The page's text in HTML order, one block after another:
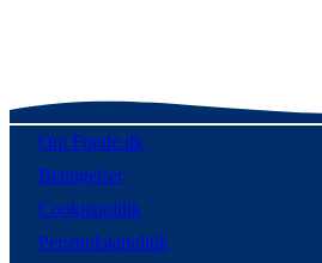
Om Fonde.dk
Betingelser
Cookiepolitik
Persondatapolitik